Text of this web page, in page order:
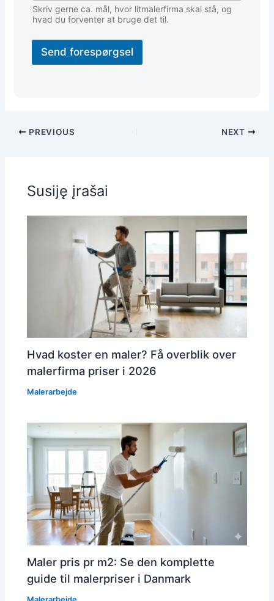
e
r
Skriv gerne ca. mål, hvor litmalerfirma skal stå, og
hvad du forventer at bruge det til.
Send forespørgsel
PREVIOUS NEXT
Susiję įrašai
Hvad koster en maler? Få overblik over
malerfirma priser i 2026
Malerarbejde
Maler pris pr m2: Se den komplette
guide til malerpriser i Danmark